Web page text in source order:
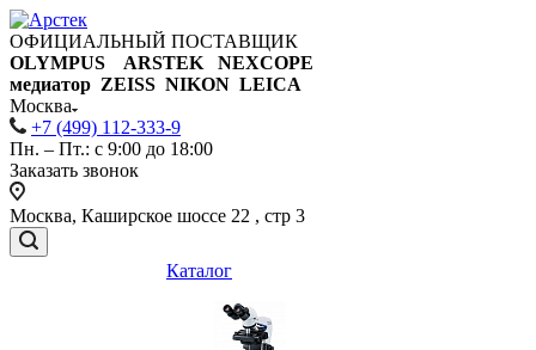
ОФИЦИАЛЬНЫЙ ПОСТАВЩИК
OLYMPUS ARSTEK NEXCOPE
медиатор ZEISS NIKON LEICA
Москва
+7 (499) 112-333-9
Пн. – Пт.: с 9:00 до 18:00
Заказать звонок
Москва, Каширское шоссе 22 , стр 3
Каталог